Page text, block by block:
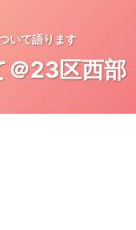
いて語ります
＠23区西部